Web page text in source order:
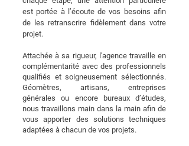
est portée à l’écoute de vos besoins afin
de les retranscrire fidèlement dans votre
projet.
Attachée à sa rigueur, l'agence travaille en
complémentarité avec des professionnels
qualifiés et soigneusement sélectionnés.
Géomètres, artisans, entreprises
générales ou encore bureaux d’études,
nous travaillons main dans la main afin de
vous apporter des solutions techniques
adaptées à chacun de vos projets.